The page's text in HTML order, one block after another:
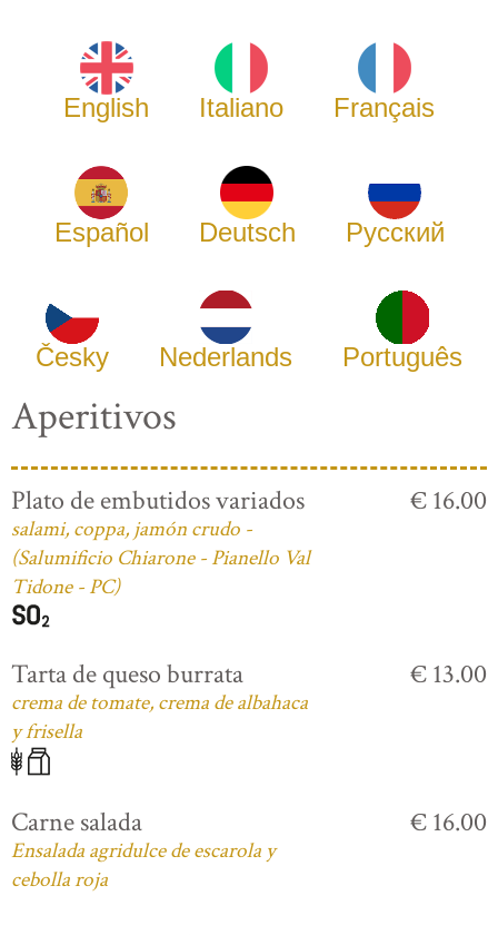
English Italiano Français
Español Deutsch Русский
Česky Nederlands Português
Aperitivos
Plato de embutidos variados
salami, coppa, jamón crudo -
(Salumificio Chiarone - Pianello Val
Tidone - PC)
€ 16.00
Tarta de queso burrata
crema de tomate, crema de albahaca
y frisella
€ 13.00
Carne salada
Ensalada agridulce de escarola y
cebolla roja
€ 16.00